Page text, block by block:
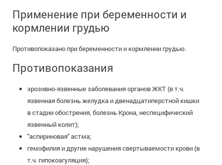
Применение при беременности и
кормлении грудью
Противопоказано при беременности и кормлении грудью.
Противопоказания
эрозивно-язвенные заболевания органов ЖКТ (в т.ч.
язвенная болезнь желудка и двенадцатиперстной кишки
в стадии обострения, болезнь Крона, неспецифический
язвенный колит);
"аспириновая" астма;
гемофилия и другие нарушения свертываемости крови (в
т.ч. гипокоагуляция);